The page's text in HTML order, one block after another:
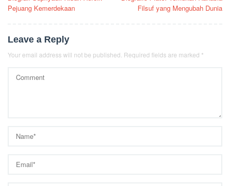
navigation
Pejuang Kemerdekaan
Filsuf yang Mengubah Dunia
Leave a Reply
Your email address will not be published. Required fields are marked *